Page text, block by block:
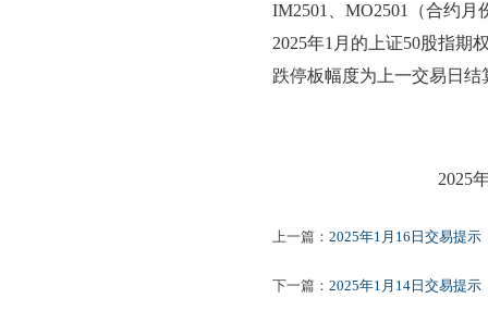
IM2501、MO2501（合约月
2025年1月的上证50股指期
跌停板幅度为上一交易日结
2025
上一篇： 2025年1月16日交易提示
下一篇： 2025年1月14日交易提示